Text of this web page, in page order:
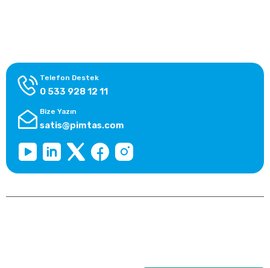
Telefon Destek
0 533 928 12 11
Bize Yazın
satis@pimtas.com